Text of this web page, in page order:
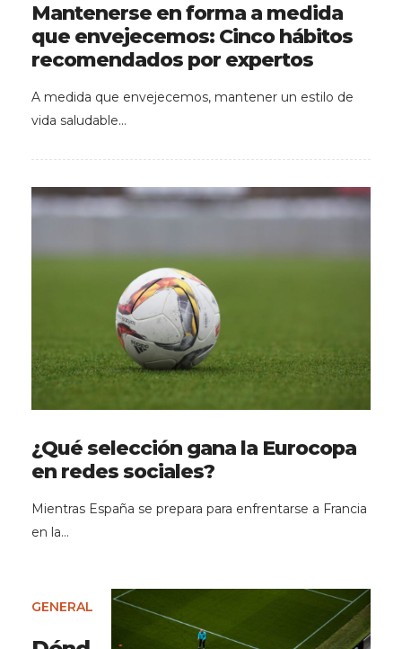
Mantenerse en forma a medida
que envejecemos: Cinco hábitos
recomendados por expertos
A medida que envejecemos, mantener un estilo de
vida saludable…
¿Qué selección gana la Eurocopa
en redes sociales?
Mientras España se prepara para enfrentarse a Francia
en la…
GENERAL